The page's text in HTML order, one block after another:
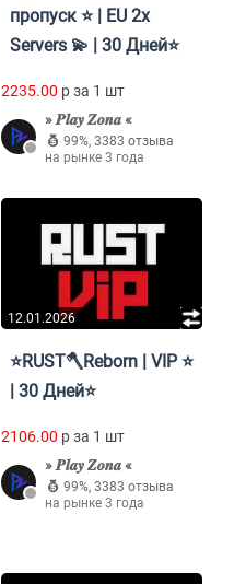
пропуск ⭐ | EU 2x
Servers 💫 | 30 Дней⭐
2235.00 p за 1 шт
» 𝑷𝒍𝒂𝒚 𝒁𝒐𝒏𝒂 «
99%, 3383 отзыва
на рынке 3 года
12.01.2026
⭐RUST🪓Reborn | VIP ⭐
| 30 Дней⭐
2106.00 p за 1 шт
» 𝑷𝒍𝒂𝒚 𝒁𝒐𝒏𝒂 «
99%, 3383 отзыва
на рынке 3 года